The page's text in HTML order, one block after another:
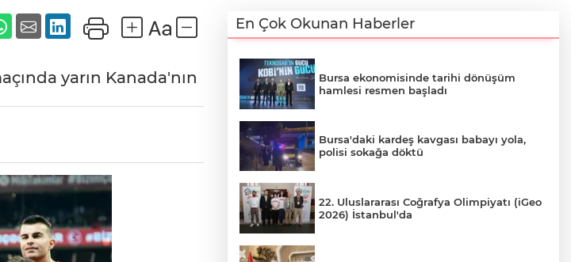
yarın Kanada'nın
En Çok Okunan Haberler
Bursa ekonomisinde tarihi dönüşüm
hamlesi resmen başladı
Bursa'daki kardeş kavgası babayı yola,
polisi sokağa döktü
22. Uluslararası Coğrafya Olimpiyatı (iGeo
2026) İstanbul'da